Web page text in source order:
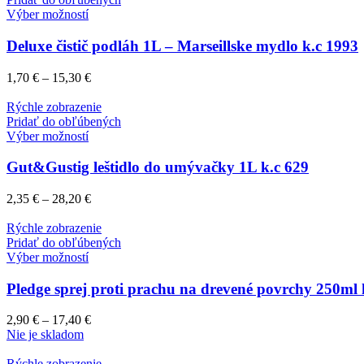
Výber možností
Deluxe čistič podláh 1L – Marseillske mydlo k.c 1993
1,70 € – 15,30 €
Rýchle zobrazenie
Pridať do obľúbených
Výber možností
Gut&Gustig leštidlo do umývačky 1L k.c 629
2,35 € – 28,20 €
Rýchle zobrazenie
Pridať do obľúbených
Výber možností
Pledge sprej proti prachu na drevené povrchy 250ml
2,90 € – 17,40 €
Nie je skladom